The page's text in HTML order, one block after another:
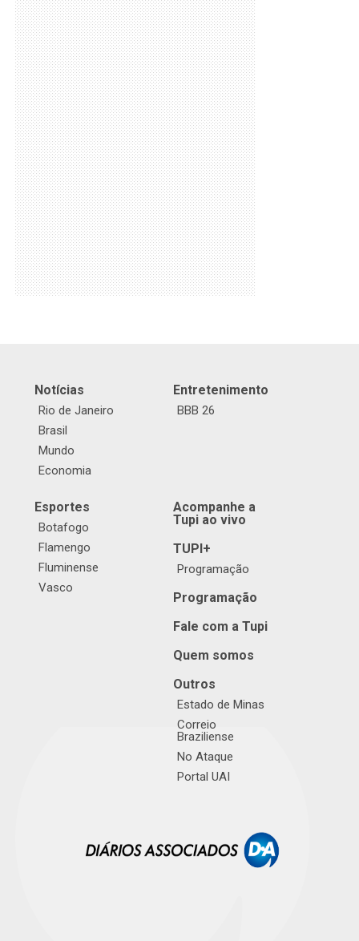
Notícias
Rio de Janeiro
Brasil
Mundo
Economia
Entretenimento
BBB 26
Esportes
Botafogo
Flamengo
Fluminense
Vasco
Acompanhe a
Tupi ao vivo
TUPI+
Programação
Programação
Fale com a Tupi
Quem somos
Outros
Estado de Minas
Correio
Braziliense
No Ataque
Portal UAI